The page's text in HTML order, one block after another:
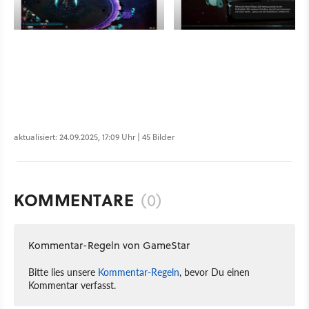
aktualisiert: 24.09.2025, 17:09 Uhr | 45 Bilder
KOMMENTARE (0)
Kommentar-Regeln von GameStar
Bitte lies unsere Kommentar-Regeln, bevor Du einen
Kommentar verfasst.